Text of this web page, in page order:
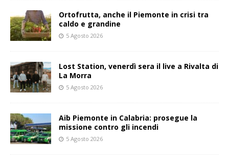
Ortofrutta, anche il Piemonte in crisi tra
caldo e grandine
5 Agosto 2026
Lost Station, venerdì sera il live a Rivalta di
La Morra
5 Agosto 2026
Aib Piemonte in Calabria: prosegue la
missione contro gli incendi
5 Agosto 2026